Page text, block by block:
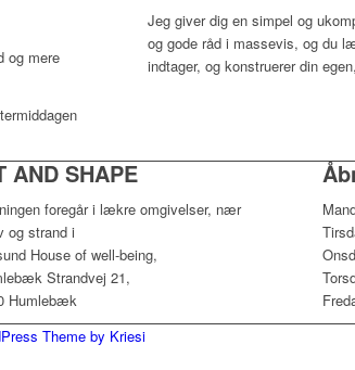
og mere
Jeg giver dig en simpel og
og gode råd i massevis, og du
indtager, og konstruerer din
AND SHAPE
foregår i lækre omgivelser, nær
og strand i
House of well-being,
Strandvej 21,
Humlebæk
Theme by Kriesi